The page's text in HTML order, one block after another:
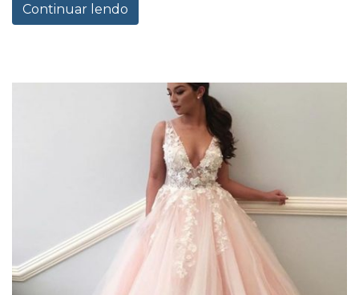
Continuar lendo